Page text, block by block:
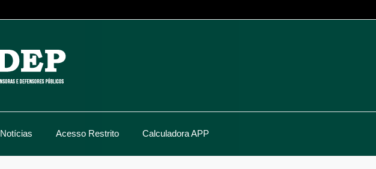
Notícias Acesso Restrito Calculadora APP